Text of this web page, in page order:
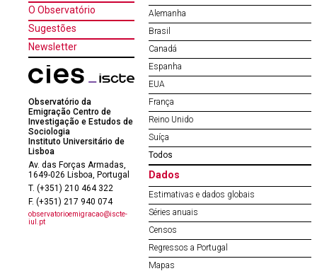
O Observatório
Sugestões
Newsletter
Observatório da
Emigração Centro de
Investigação e Estudos de
Sociologia
Instituto Universitário de
Lisboa
Av. das Forças Armadas,
1649-026 Lisboa, Portugal
T. (+351) 210 464 322
F. (+351) 217 940 074
observatorioemigracao@iscte-
iul.pt
Alemanha
Brasil
Canadá
Espanha
EUA
França
Reino Unido
Suíça
Todos
Dados
Estimativas e dados globais
Séries anuais
Censos
Regressos a Portugal
Mapas